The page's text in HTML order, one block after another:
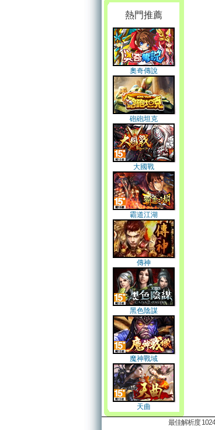
熱門推薦
奧奇傳說
砲砲坦克
大國戰
霸道江湖
傳神
黑色陰謀
魔神戰域
天曲
最佳解析度